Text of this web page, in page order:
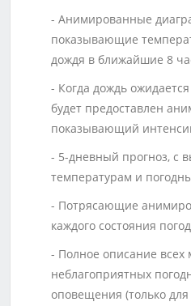
- Анимированные
показывающие
дождя в ближайшие 8
- Когда дождь
будет предоставлен
показывающий
- 5-дневный прогноз, с
температурам и
- Потрясающие
каждого состояния
- Полное описание всех
неблагоприятных
оповещения (только